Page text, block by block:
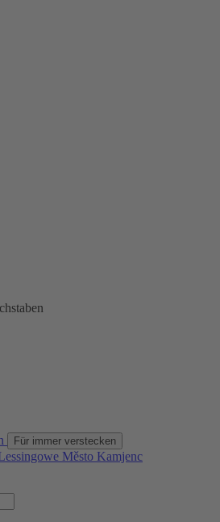
Für immer verstecken